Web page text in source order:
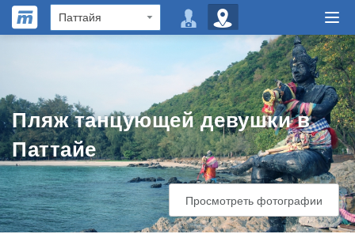
Пляж танцующей девушки в
Паттайе
Просмотреть фотографии